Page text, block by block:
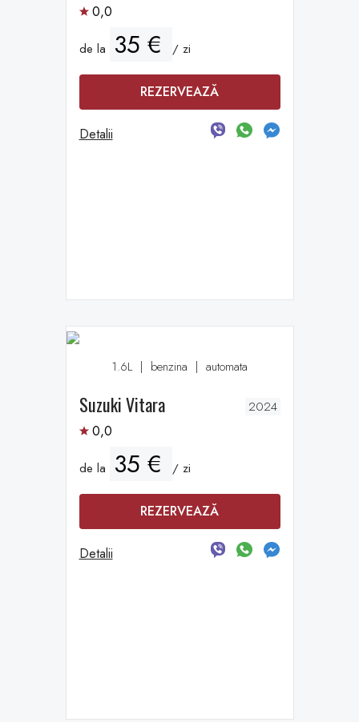
0,0
de la 35 € / zi
REZERVEAZĂ
Detalii
1.6L | benzina | automata
Suzuki Vitara 2024
0,0
de la 35 € / zi
REZERVEAZĂ
Detalii